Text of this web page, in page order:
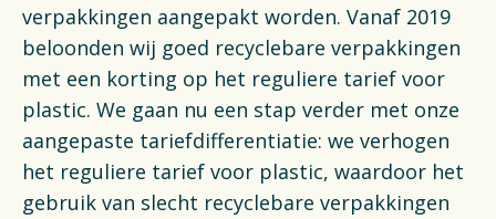
verpakkingen aangepakt worden. Vanaf 2019
beloonden wij goed recyclebare verpakkingen
met een korting op het reguliere tarief voor
plastic. We gaan nu een stap verder met onze
aangepaste tariefdifferentiatie: we verhogen
het reguliere tarief voor plastic, waardoor het
gebruik van slecht recyclebare verpakkingen